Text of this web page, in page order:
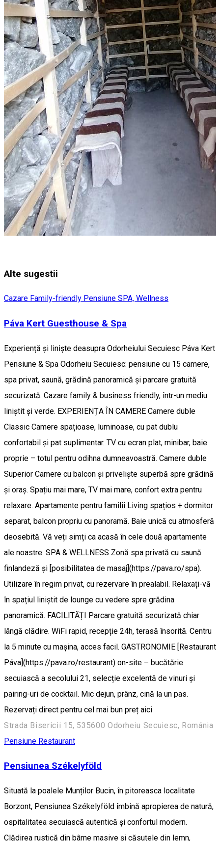
Alte sugestii
Cazare Family-friendly Pensiune SPA, Wellness
Páva Kert Guesthouse & Spa
Experiență și liniște deasupra Odorheiului Secuiesc Páva Kert
Pensiune & Spa Odorheiu Secuiesc: pensiune cu 15 camere,
spa privat, saună, grădină panoramică și parcare gratuită
securizată. Cazare family & business friendly, într-un mediu
liniștit și verde. EXPERIENȚA ÎN CAMERE Camere duble
Classic Camere spațioase, luminoase, cu pat dublu
confortabil și pat suplimentar. TV cu ecran plat, minibar, baie
proprie – totul pentru odihna dumneavoastră. Camere duble
Superior Camere cu balcon și priveliște superbă spre grădină
și oraș. Spațiu mai mare, TV mai mare, confort extra pentru
relaxare. Apartamente pentru familii Living spațios + dormitor
separat, balcon propriu cu panoramă. Baie unică cu atmosferă
deosebită. Vă veți simți ca acasă în cele două apartamente
ale noastre. SPA & WELLNESS Zonă spa privată cu saună
finlandeză și [posibilitatea de masaj](https://pava.ro/spa).
Utilizare în regim privat, cu rezervare în prealabil. Relaxați-vă
în spațiul liniștit de lounge cu vedere spre grădina
panoramică. FACILITĂȚI Parcare gratuită securizată chiar
lângă clădire. WiFi rapid, recepție 24h, terasă însorită. Centru
la 5 minute cu mașina, acces facil. GASTRONOMIE [Restaurant
Páva](https://pava.ro/restaurant) on-site – bucătărie
secuiască a secolului 21, selecție excelentă de vinuri și
pairing-uri de cocktail. Mic dejun, prânz, cină la un pas.
Rezervați direct pentru cel mai bun preț aici
Strada Bisericii 15, 535600 Odorheiu Secuiesc, Románia
Pensiune Restaurant
Pensiunea Székelyföld
Situată la poalele Munților Bucin, în pitoreasca localitate
Borzont, Pensiunea Székelyföld îmbină apropierea de natură,
ospitalitatea secuiască autentică și confortul modern.
Clădirea rustică din bârne masive și căsuțele din lemn,